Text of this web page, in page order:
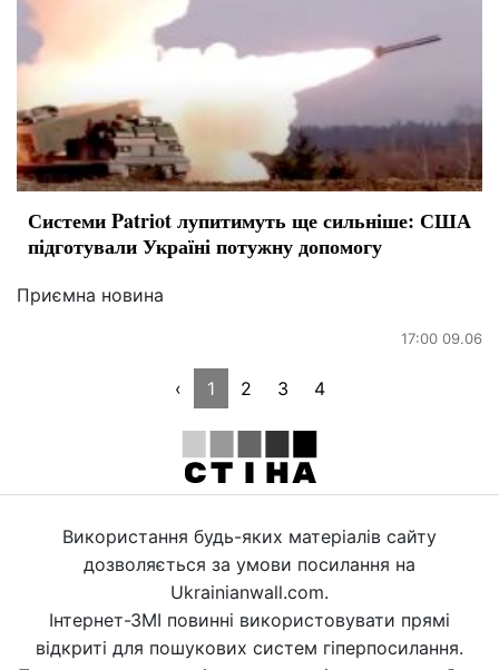
Системи Patriot лупитимуть ще сильніше: США
підготували Україні потужну допомогу
Приємна новина
17:00 09.06
‹ 1 2 3 4
Використання будь-яких матеріалів сайту
дозволяється за умови посилання на
Ukrainianwall.com.
Інтернет-ЗМІ повинні використовувати прямі
відкриті для пошукових систем гіперпосилання.